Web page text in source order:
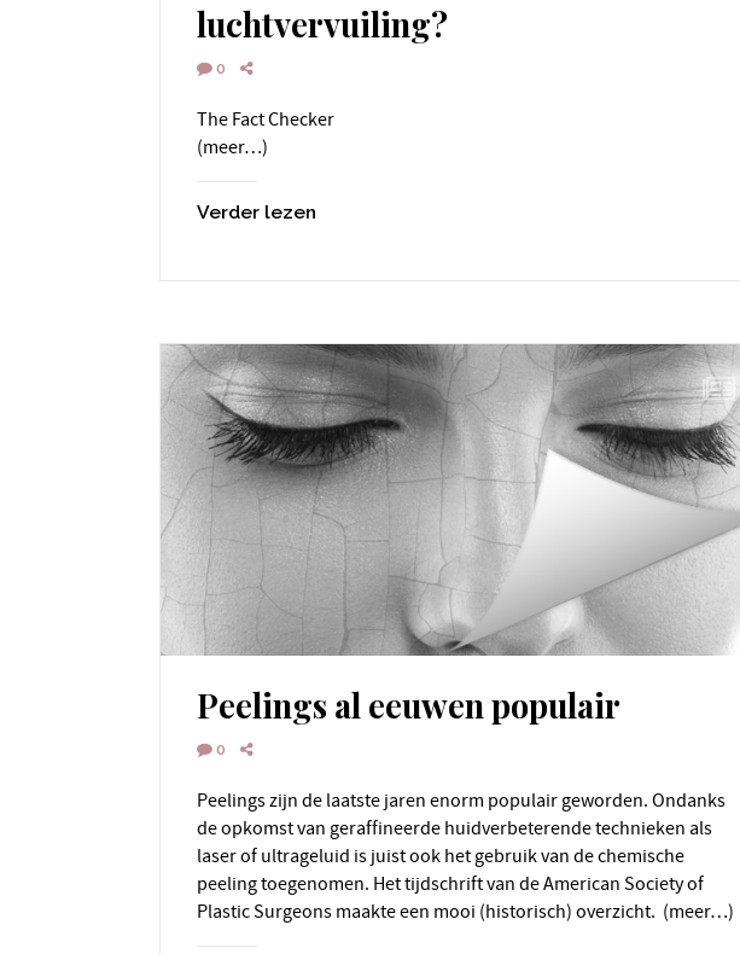
luchtvervuiling?
0
The Fact Checker
(meer…)
Verder lezen
Peelings al eeuwen populair
0
Peelings zijn de laatste jaren enorm populair geworden. Ondanks
de opkomst van geraffineerde huidverbeterende technieken als
laser of ultrageluid is juist ook het gebruik van de chemische
peeling toegenomen. Het tijdschrift van de American Society of
Plastic Surgeons maakte een mooi (historisch) overzicht. (meer…)